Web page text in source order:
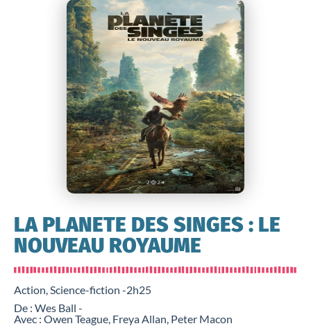
LA PLANETE DES SINGES : LE
NOUVEAU ROYAUME
Action, Science-fiction -2h25
De : Wes Ball -
Avec : Owen Teague, Freya Allan, Peter Macon